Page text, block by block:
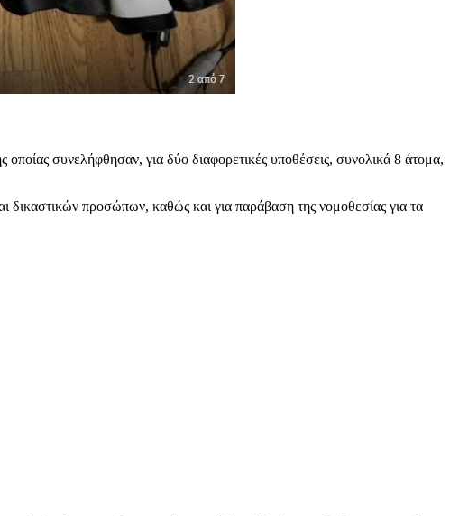
οποίας συνελήφθησαν, για δύο διαφορετικές υποθέσεις, συνολικά 8 άτομα,
δικαστικών προσώπων, καθώς και για παράβαση της νομοθεσίας για τα